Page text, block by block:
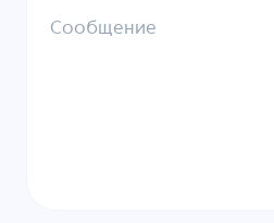
Сообщение